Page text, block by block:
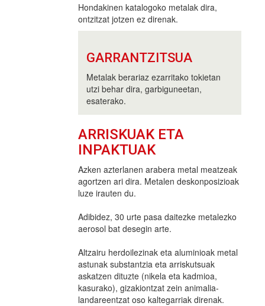
Hondakinen katalogoko metalak dira,
ontzitzat jotzen ez direnak.
GARRANTZITSUA
Metalak berariaz ezarritako tokietan
utzi behar dira, garbiguneetan,
esaterako.
ARRISKUAK ETA
INPAKTUAK
Azken azterlanen arabera metal meatzeak
agortzen ari dira. Metalen deskonposizioak
luze irauten du.
Adibidez, 30 urte pasa daitezke metalezko
aerosol bat desegin arte.
Altzairu herdoilezinak eta aluminioak metal
astunak substantzia eta arriskutsuak
askatzen dituzte (nikela eta kadmioa,
kasurako), gizakiontzat zein animalia-
landareentzat oso kaltegarriak direnak.